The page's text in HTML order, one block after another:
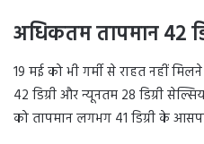
अधिकतम तापमान 42
19 मई को भी गर्मी से राहत नहीं
42 डिग्री और न्यूनतम 28 डिग्री
को तापमान लगभग 41 डिग्री के